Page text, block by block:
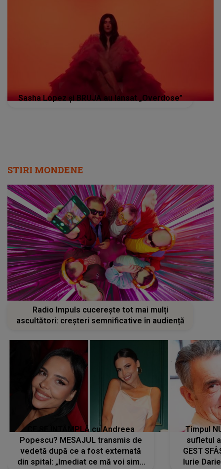
Sasha Lopez și BRUJA au lansat „Overdose”
STIRI MONDENE
Radio Impuls cucerește tot mai mulți
ascultători: creșteri semnificative în audiență
CE SE ÎNTÂMPLĂ cu Andreea
Popescu? MESAJUL transmis de
vedetă după ce a fost externată
din spital: „Imediat ce mă voi simți
Timpul
sufletul
GEST
Iurie